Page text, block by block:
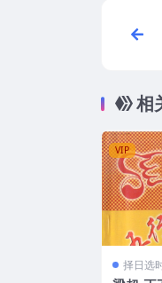
相
VIP
择日选